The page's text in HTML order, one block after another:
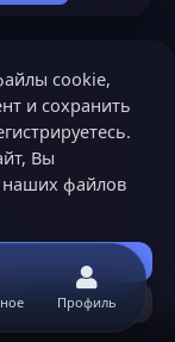
Профиль
cookie,
и сохранить
Вы
наших файлов